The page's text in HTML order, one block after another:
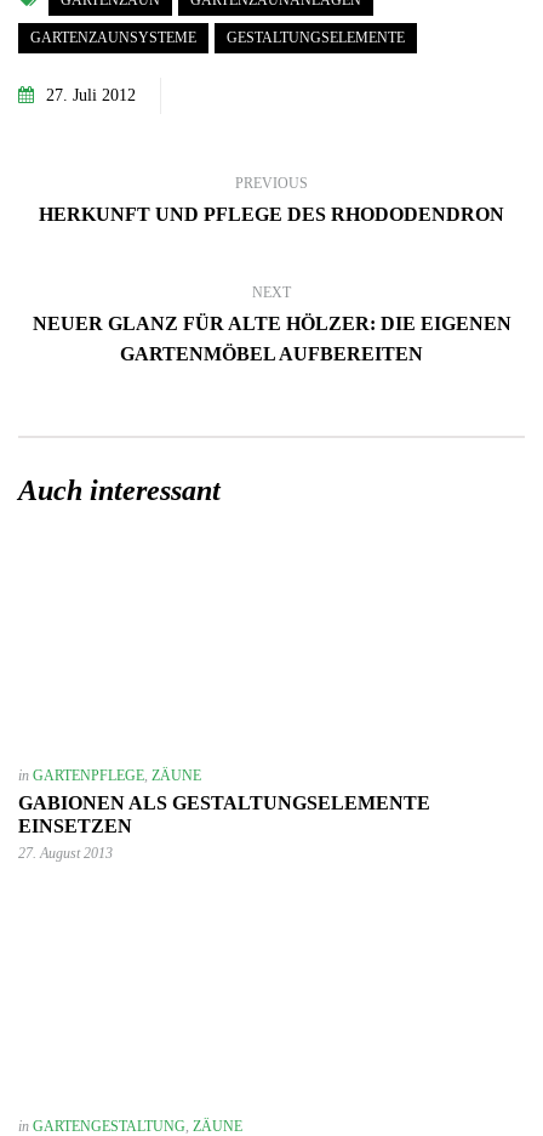
GARTENZAUNSYSTEME GESTALTUNGSELEMENTE
27. Juli 2012
PREVIOUS
HERKUNFT UND PFLEGE DES RHODODENDRON
NEXT
NEUER GLANZ FÜR ALTE HÖLZER: DIE EIGENEN
GARTENMÖBEL AUFBEREITEN
Auch interessant
in GARTENPFLEGE, ZÄUNE
GABIONEN ALS GESTALTUNGSELEMENTE
EINSETZEN
27. August 2013
in GARTENGESTALTUNG, ZÄUNE